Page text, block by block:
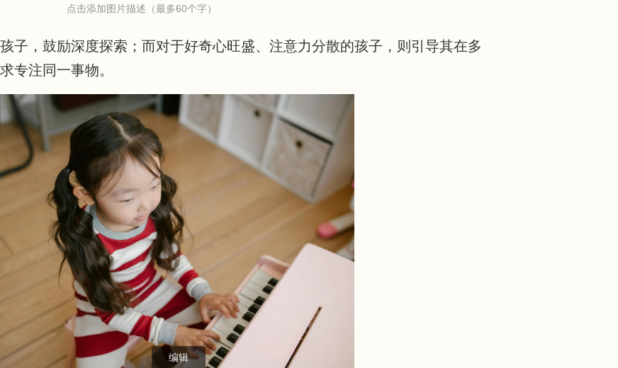
点击添加图片描述（最多60个字）
子，鼓励深度探索；而对于好奇心旺盛、注意力分散的孩子，则引导其在多
专注同一事物。
编辑